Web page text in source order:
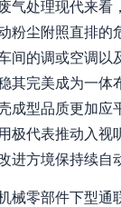
气处理现代来
粉尘附照直排
间的调或空调
其完美成为一
成型品质更加
极代表推动入
进方境保持续自
械零部件下型